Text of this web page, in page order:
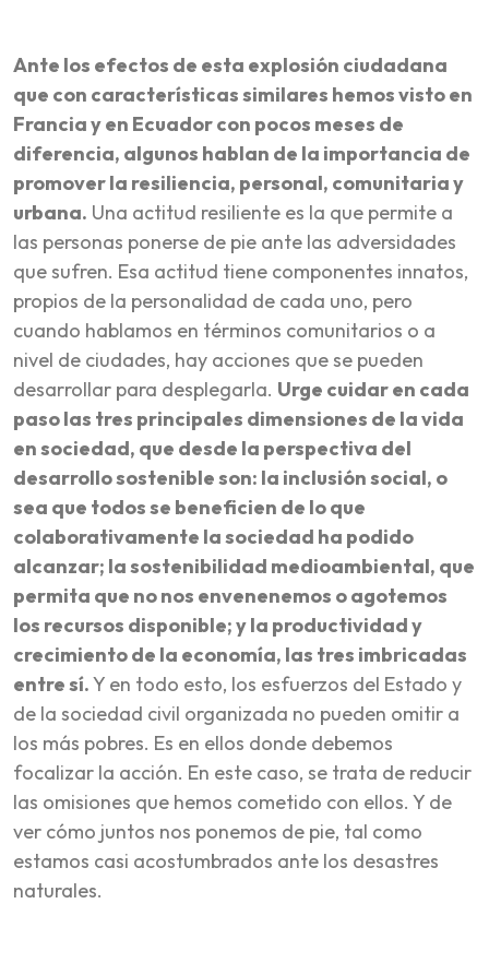
Ante los efectos de esta explosión ciudadana
que con características similares hemos visto en
Francia y en Ecuador con pocos meses de
diferencia, algunos hablan de la importancia de
promover la resiliencia, personal, comunitaria y
urbana. Una actitud resiliente es la que permite a
las personas ponerse de pie ante las adversidades
que sufren. Esa actitud tiene componentes innatos,
propios de la personalidad de cada uno, pero
cuando hablamos en términos comunitarios o a
nivel de ciudades, hay acciones que se pueden
desarrollar para desplegarla. Urge cuidar en cada
paso las tres principales dimensiones de la vida
en sociedad, que desde la perspectiva del
desarrollo sostenible son: la inclusión social, o
sea que todos se beneficien de lo que
colaborativamente la sociedad ha podido
alcanzar; la sostenibilidad medioambiental, que
permita que no nos envenenemos o agotemos
los recursos disponible; y la productividad y
crecimiento de la economía, las tres imbricadas
entre sí.Y en todo esto, los esfuerzos del Estado y
de la sociedad civil organizada no pueden omitir a
los más pobres. Es en ellos donde debemos
focalizar la acción. En este caso, se trata de reducir
las omisiones que hemos cometido con ellos. Y de
ver cómo juntos nos ponemos de pie, tal como
estamos casi acostumbrados ante los desastres
naturales.